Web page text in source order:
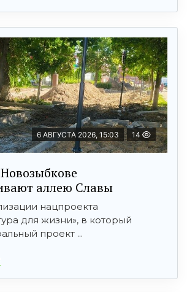
6 АВГУСТА 2026, 15:03 14
аллею Славы
нацпроекта
для жизни», в который
проект ...